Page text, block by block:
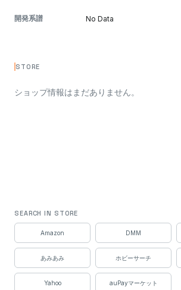
開発系譜 No Data
STORE
ショップ情報はまだありません。
SEARCH IN STORE
Amazon DMM
あみあみ ホビーサーチ
Yahoo auPayマーケット